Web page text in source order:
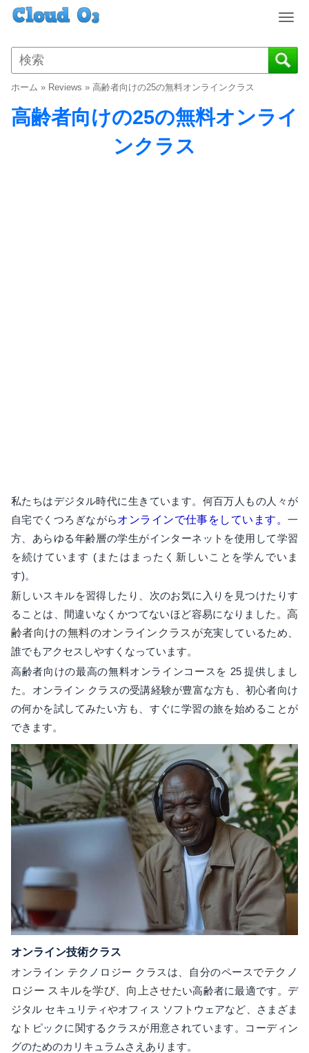
T
g
g
n
a
ホーム » Reviews » 高齢者向けの25の無料オンラインクラス
高齢者向けの25の無料オンライ
ンクラス
私たちはデジタル時代に生きています。何百万人もの人々が
自宅でくつろぎながらオンラインで仕事をしています。一
方、あらゆる年齢層の学生がインターネットを使用して学習
を続けています (またはまったく新しいことを学んでいま
す)。
新しいスキルを習得したり、次のお気に入りを見つけたりす
ることは、間違いなくかつてないほど容易になりました。 高
齢者向けの無料のオンラインクラスが充実しているため、
誰でもアクセスしやすくなっています。
高齢者向けの最高の無料オンラインコースを 25 提供しまし
た。オンライン クラスの受講経験が豊富な方も、初心者向け
の何かを試してみたい方も、すぐに学習の旅を始めることが
できます。
オンライン技術クラス
オンライン テクノロジー クラスは、自分のペースでテクノ
ロジー スキルを学び、向上させたい高齢者に最適です。デ
ジタル セキュリティやオフィス ソフトウェアなど、さまざま
なトピックに関するクラスが用意されています。コーディン
グのためのカリキュラムさえあります。